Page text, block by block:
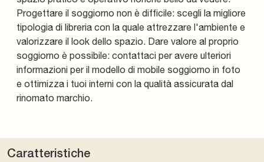
Progettare il soggiorno non è difficile: scegli la migliore
tipologia di libreria con la quale attrezzare l'ambiente e
valorizzare il look dello spazio. Dare valore al proprio
soggiorno è possibile: contattaci per avere ulteriori
informazioni per il modello di mobile soggiorno in foto
e ottimizza i tuoi interni con la qualità assicurata dal
rinomato marchio.
Caratteristiche